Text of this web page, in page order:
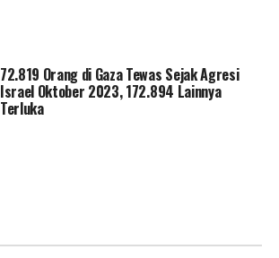
72.819 Orang di Gaza Tewas Sejak Agresi
Israel Oktober 2023, 172.894 Lainnya
Terluka